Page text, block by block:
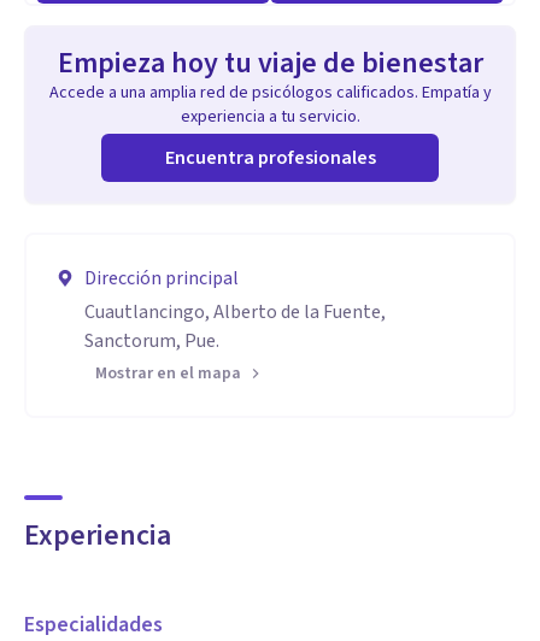
Empieza hoy tu viaje de bienestar
Accede a una amplia red de psicólogos calificados. Empatía y
experiencia a tu servicio.
Encuentra profesionales
Dirección principal
Cuautlancingo, Alberto de la Fuente,
Sanctorum, Pue.
Mostrar en el mapa
Experiencia
Especialidades